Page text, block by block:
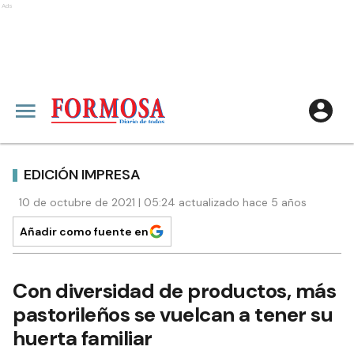
Ads
EDICIÓN IMPRESA
10 de octubre de 2021 | 05:24 actualizado hace 5 años
Añadir como fuente en
Con diversidad de productos, más
pastorileños se vuelcan a tener su
huerta familiar